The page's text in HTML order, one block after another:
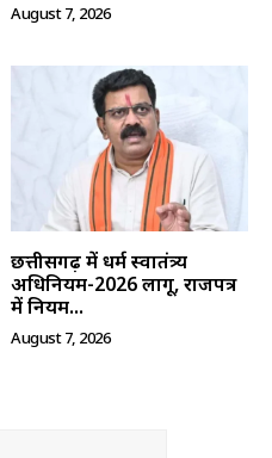
August 7, 2026
छत्तीसगढ़ में धर्म स्वातंत्र्य
अधिनियम-2026 लागू, राजपत्र
में नियम...
August 7, 2026